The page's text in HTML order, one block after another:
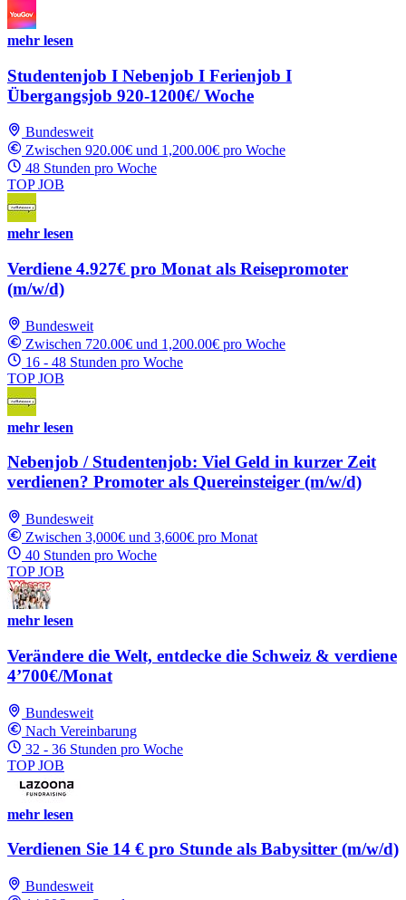
mehr lesen
Studentenjob I Nebenjob I Ferienjob I
Übergangsjob 920-1200€/ Woche
Bundesweit
Zwischen 920.00€ und 1,200.00€ pro Woche
48 Stunden pro Woche
TOP JOB
mehr lesen
Verdiene 4.927€ pro Monat als Reisepromoter
(m/w/d)
Bundesweit
Zwischen 720.00€ und 1,200.00€ pro Woche
16 - 48 Stunden pro Woche
TOP JOB
mehr lesen
Nebenjob / Studentenjob: Viel Geld in kurzer Zeit
verdienen? Promoter als Quereinsteiger (m/w/d)
Bundesweit
Zwischen 3,000€ und 3,600€ pro Monat
40 Stunden pro Woche
TOP JOB
mehr lesen
Verändere die Welt, entdecke die Schweiz & verdiene
4’700€/Monat
Bundesweit
Nach Vereinbarung
32 - 36 Stunden pro Woche
TOP JOB
mehr lesen
Verdienen Sie 14 € pro Stunde als Babysitter (m/w/d)
Bundesweit